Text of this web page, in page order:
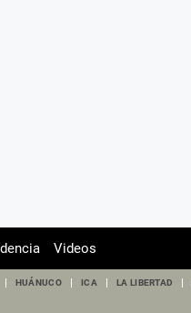
Videos
HUÁNUCO ICA LA LIBERTAD